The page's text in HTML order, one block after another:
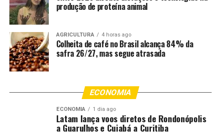
que a direciona para o
Mulher.Rio. Se não houver
nenhuma equipe
especializada no local,
disponível para
atendimento imediato
naquele momento, ela
consegue identificar qual é
produção de proteína animal
AGRICULTURA 4 horas ago
Colheita de café no Brasil alcança 84% da
safra 26/27, mas segue atrasada
ECONOMIA
ECONOMIA 1 dia ago
Latam lança voos diretos de Rondonópolis
a Guarulhos e Cuiabá a Curitiba